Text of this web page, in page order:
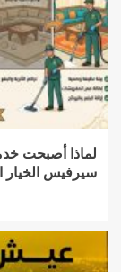
لماذا أصبحت
سيرفيس الخيار